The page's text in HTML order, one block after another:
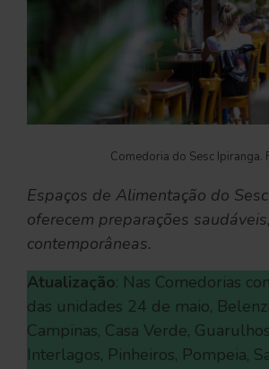
Comedoria do Sesc Ipiranga.
Espaços de Alimentação do
oferecem preparações
contemporâneas.
Atualização: Nas Comedorias
das unidades 24 de maio,
Campinas, Casa Verde,
Interlagos, Pinheiros, Pompeia,